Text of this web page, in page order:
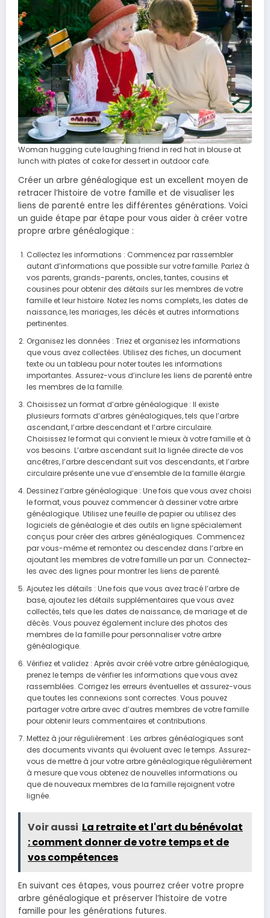
Woman hugging cute laughing friend in red hat in blouse at
lunch with plates of cake for dessert in outdoor cafe.
Créer un arbre généalogique est un excellent moyen de
retracer l’histoire de votre famille et de visualiser les
liens de parenté entre les différentes générations. Voici
un guide étape par étape pour vous aider à créer votre
propre arbre généalogique :
Collectez les informations : Commencez par rassembler
autant d’informations que possible sur votre famille. Parlez à
vos parents, grands-parents, oncles, tantes, cousins et
cousines pour obtenir des détails sur les membres de votre
famille et leur histoire. Notez les noms complets, les dates de
naissance, les mariages, les décès et autres informations
pertinentes.
Organisez les données : Triez et organisez les informations
que vous avez collectées. Utilisez des fiches, un document
texte ou un tableau pour noter toutes les informations
importantes. Assurez-vous d’inclure les liens de parenté entre
les membres de la famille.
Choisissez un format d’arbre généalogique : Il existe
plusieurs formats d’arbres généalogiques, tels que l’arbre
ascendant, l’arbre descendant et l’arbre circulaire.
Choisissez le format qui convient le mieux à votre famille et à
vos besoins. L’arbre ascendant suit la lignée directe de vos
ancêtres, l’arbre descendant suit vos descendants, et l’arbre
circulaire présente une vue d’ensemble de la famille élargie.
Dessinez l’arbre généalogique : Une fois que vous avez choisi
le format, vous pouvez commencer à dessiner votre arbre
généalogique. Utilisez une feuille de papier ou utilisez des
logiciels de généalogie et des outils en ligne spécialement
conçus pour créer des arbres généalogiques. Commencez
par vous-même et remontez ou descendez dans l’arbre en
ajoutant les membres de votre famille un par un. Connectez-
les avec des lignes pour montrer les liens de parenté.
Ajoutez les détails : Une fois que vous avez tracé l’arbre de
base, ajoutez les détails supplémentaires que vous avez
collectés, tels que les dates de naissance, de mariage et de
décès. Vous pouvez également inclure des photos des
membres de la famille pour personnaliser votre arbre
généalogique.
Vérifiez et validez : Après avoir créé votre arbre généalogique,
prenez le temps de vérifier les informations que vous avez
rassemblées. Corrigez les erreurs éventuelles et assurez-vous
que toutes les connexions sont correctes. Vous pouvez
partager votre arbre avec d’autres membres de votre famille
pour obtenir leurs commentaires et contributions.
Mettez à jour régulièrement : Les arbres généalogiques sont
des documents vivants qui évoluent avec le temps. Assurez-
vous de mettre à jour votre arbre généalogique régulièrement
à mesure que vous obtenez de nouvelles informations ou
que de nouveaux membres de la famille rejoignent votre
lignée.
Voir aussi La retraite et l'art du bénévolat
: comment donner de votre temps et de
vos compétences
En suivant ces étapes, vous pourrez créer votre propre
arbre généalogique et préserver l’histoire de votre
famille pour les générations futures.